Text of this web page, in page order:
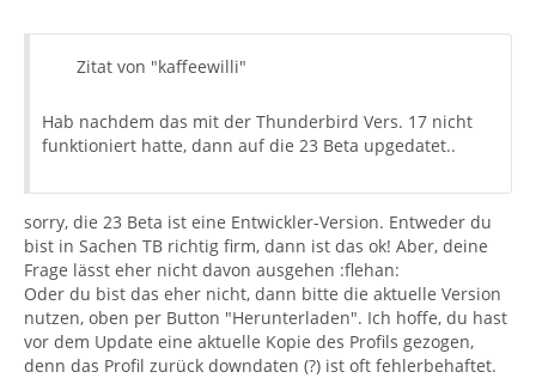
Zitat von "kaffeewilli"
Hab nachdem das mit der Thunderbird Vers. 17 nicht
funktioniert hatte, dann auf die 23 Beta upgedatet..
sorry, die 23 Beta ist eine Entwickler-Version. Entweder du
bist in Sachen TB richtig firm, dann ist das ok! Aber, deine
Frage lässt eher nicht davon ausgehen :flehan:
Oder du bist das eher nicht, dann bitte die aktuelle Version
nutzen, oben per Button "Herunterladen". Ich hoffe, du hast
vor dem Update eine aktuelle Kopie des Profils gezogen,
denn das Profil zurück downdaten (?) ist oft fehlerbehaftet.